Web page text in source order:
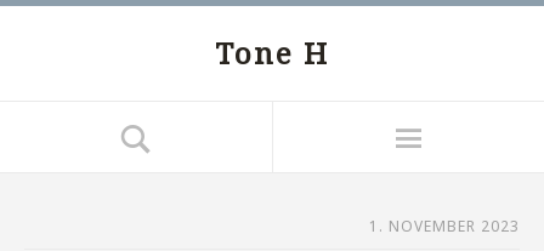
Tone H
1. NOVEMBER 2023